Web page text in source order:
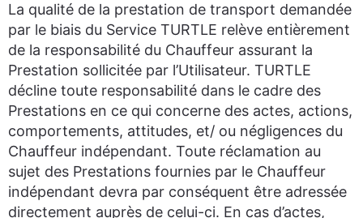
La qualité de la prestation de transport demandée
par le biais du Service TURTLE relève entièrement
de la responsabilité du Chauffeur assurant la
Prestation sollicitée par l’Utilisateur. TURTLE
décline toute responsabilité dans le cadre des
Prestations en ce qui concerne des actes, actions,
comportements, attitudes, et/ ou négligences du
Chauffeur indépendant. Toute réclamation au
sujet des Prestations fournies par le Chauffeur
indépendant devra par conséquent être adressée
directement auprès de celui-ci. En cas d’actes,